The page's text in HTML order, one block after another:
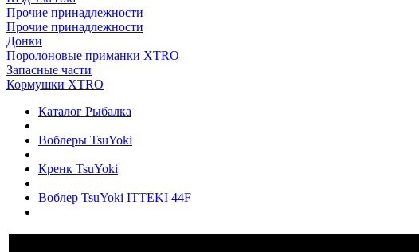
Прочие принадлежности
Прочие принадлежности
Донки
Поролоновые приманки XTRO
Запасные части
Кормушки XTRO
Каталог Рыбалка
Воблеры TsuYoki
Кренк TsuYoki
Воблер TsuYoki ITTEKI 44F